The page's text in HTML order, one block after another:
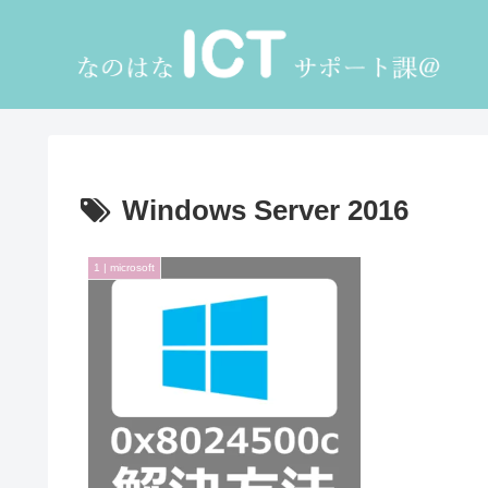
Windows Server 2016
1 | microsoft